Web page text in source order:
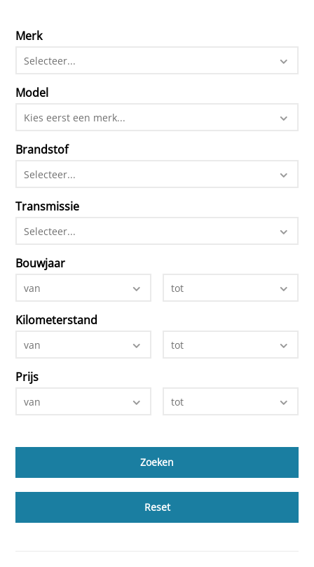
Merk
Selecteer...
Model
Kies eerst een merk...
Brandstof
Selecteer...
Transmissie
Selecteer...
Bouwjaar
van tot
Kilometerstand
van tot
Prijs
van tot
Reset